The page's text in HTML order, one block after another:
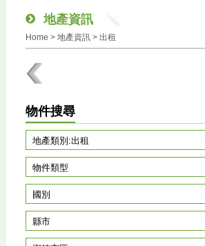
地產資訊
Home > 地產資訊> 出租
物件搜尋